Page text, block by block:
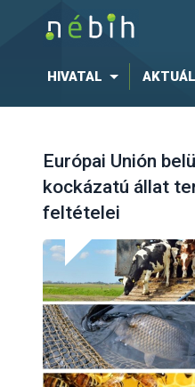
HIVATAL
Európai Unión
kockázatú állat
feltételei